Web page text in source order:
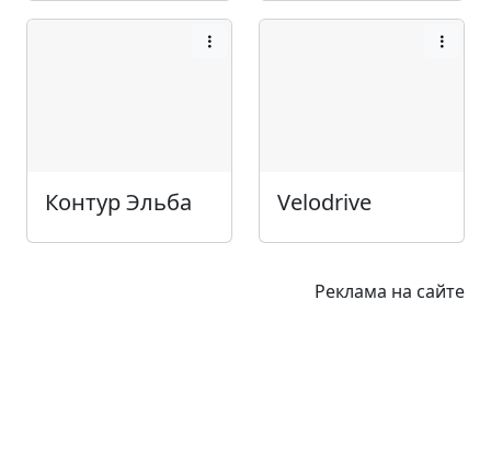
Контур Эльба Velodrive
Реклама на сайте